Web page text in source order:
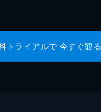
トライアルで 今すぐ観る